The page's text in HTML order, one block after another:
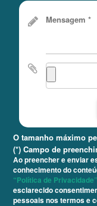
Mensagem *
O tamanho máximo
(*) Campo de
Ao preencher e enviar
conhecimento do
“Política de Privacidade”
esclarecido
pessoais nos termos e